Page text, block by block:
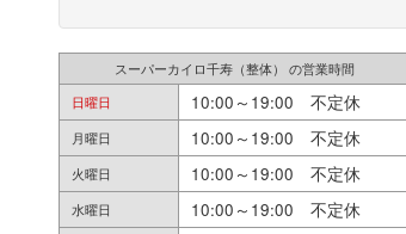
スーパーカイロ千寿（整体） の営業時間
日曜日 10:00～19:00 不定休
月曜日 10:00～19:00 不定休
火曜日 10:00～19:00 不定休
水曜日 10:00～19:00 不定休